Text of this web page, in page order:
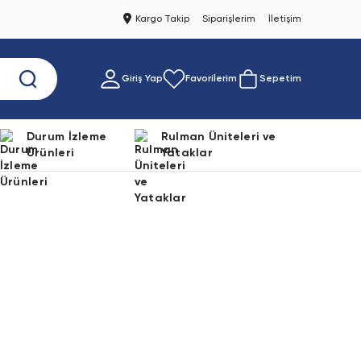
Kargo Takip Siparişlerim İletişim
Giriş Yap Favorilerim Sepetim
Durum İzleme
Ürünleri
Rulman Üniteleri ve
Yataklar